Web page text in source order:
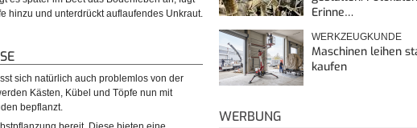
als…
hinzu und unterdrückt auflaufendes Unkraut.
sich natürlich auch problemlos von der
Kästen, Kübel und Töpfe nun mit
bepflanzt.
Erinne…
WERKZEUGKUNDE
Maschinen leihen
kaufen
WERBUNG